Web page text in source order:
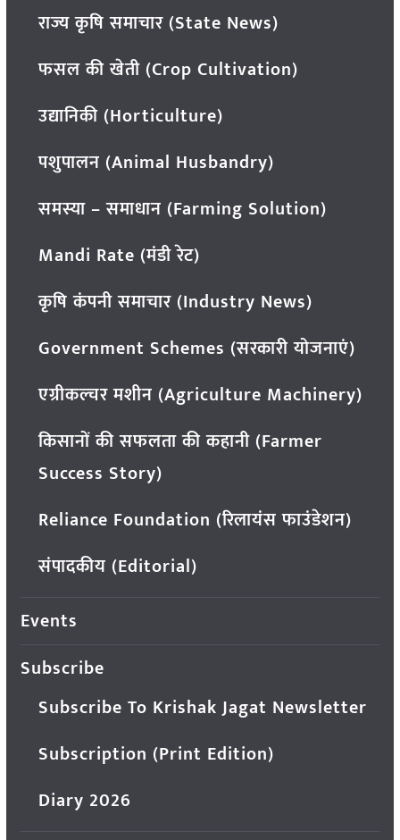
राज्य कृषि समाचार (State News)
फसल की खेती (Crop Cultivation)
उद्यानिकी (Horticulture)
पशुपालन (Animal Husbandry)
समस्या – समाधान (Farming Solution)
Mandi Rate (मंडी रेट)
कृषि कंपनी समाचार (Industry News)
Government Schemes (सरकारी योजनाएं)
एग्रीकल्चर मशीन (Agriculture Machinery)
किसानों की सफलता की कहानी (Farmer
Success Story)
Reliance Foundation (रिलायंस फाउंडेशन)
संपादकीय (Editorial)
Events
Subscribe
Subscribe To Krishak Jagat Newsletter
Subscription (Print Edition)
Diary 2026